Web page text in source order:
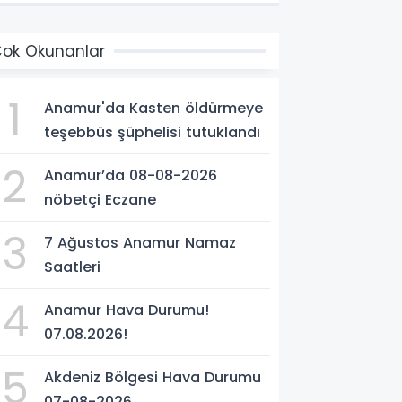
Okunanlar
1
Anamur'da Kasten öldürmeye
teşebbüs şüphelisi tutuklandı
2
Anamur’da 08-08-2026
nöbetçi Eczane
3
7 Ağustos Anamur Namaz
Saatleri
4
Anamur Hava Durumu!
07.08.2026!
5
Akdeniz Bölgesi Hava Durumu